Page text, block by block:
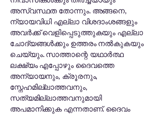
അസ്വസ്ഥത തോന്നും. അങ്ങനെ,
ന്യായവിധി എല്ലാ വിശദാംശങ്ങളും
അവർക്ക് വെളിപ്പെടുത്തുകയും എല്ലാ
ചോദ്യങ്ങൾക്കും ഉത്തരം നൽകുകയും
ചെയ്യും. സാത്താന്റെ യഥാർത്ഥ
ലക്ഷ്യം എപ്പോഴും ദൈവത്തെ
അന്യായനും, ക്രൂരനും,
സ്നേഹമില്ലാത്തവനും,
സത്യമില്ലാത്തവനുമായി
അപമാനിക്കുക എന്നതാണ്. ദൈവം